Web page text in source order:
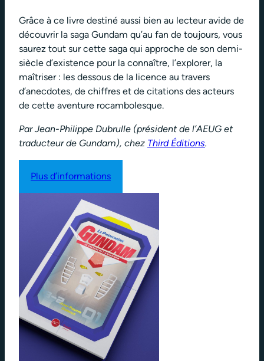
Grâce à ce livre destiné aussi bien au lecteur avide de
découvrir la saga Gundam qu’au fan de toujours, vous
saurez tout sur cette saga qui approche de son demi-
siècle d’existence pour la connaître, l’explorer, la
maîtriser : les dessous de la licence au travers
d’anecdotes, de chiffres et de citations des acteurs
de cette aventure rocambolesque.
Par Jean-Philippe Dubrulle (président de l’AEUG et
traducteur de Gundam), chez Third Éditions.
Plus d’informations